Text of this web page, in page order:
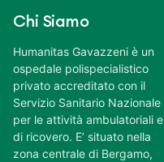
Chi Siamo
Humanitas Gavazzeni è un
ospedale polispecialistico
privato accreditato con il
Servizio Sanitario Nazionale
per le attività ambulatoriali e
di ricovero. E’ situato nella
zona centrale di Bergamo,